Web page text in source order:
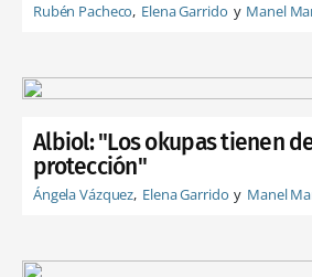
Rubén Pacheco Elena Garrido Manel
Albiol: "Los okupas tienen
protección"
Ángela Vázquez Elena Garrido Manel